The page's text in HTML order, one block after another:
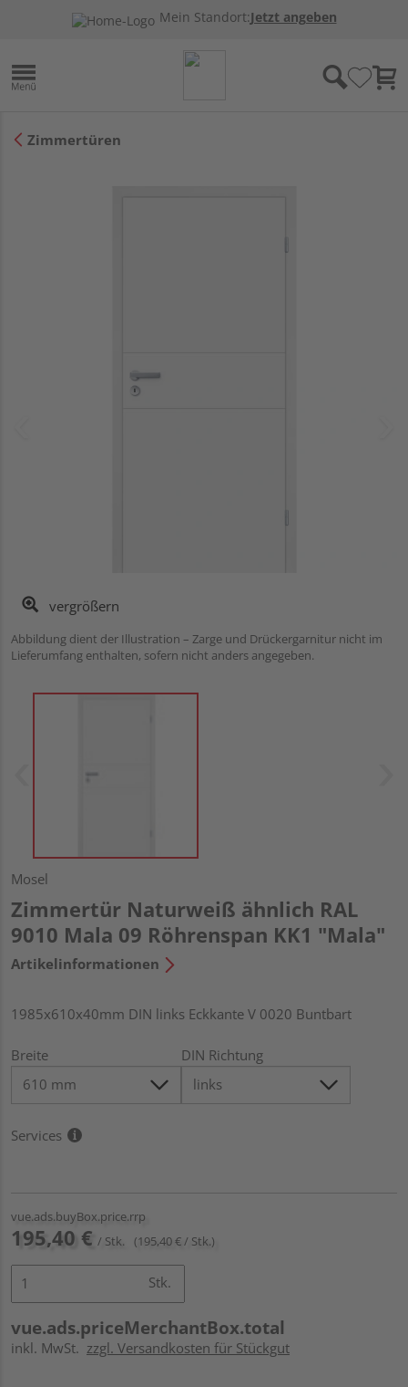
Mein Standort:Jetzt angeben
Zimmertüren
vergrößern
Abbildung dient der Illustration – Zarge und Drückergarnitur nicht im
Lieferumfang enthalten, sofern nicht anders angegeben.
Mosel
Zimmertür Naturweiß ähnlich RAL
9010 Mala 09 Röhrenspan KK1 "Mala"
Artikelinformationen
1985x610x40mm DIN links Eckkante V 0020 Buntbart
Breite DIN Richtung
Services
vue.ads.buyBox.price.rrp
195,40 € / Stk. (195,40 € / Stk.)
Stk.
vue.ads.priceMerchantBox.total
inkl. MwSt. zzgl. Versandkosten für Stückgut